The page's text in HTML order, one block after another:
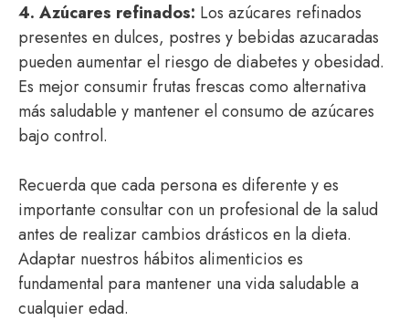
4. Azúcares refinados: Los azúcares refinados
presentes en dulces, postres y bebidas azucaradas
pueden aumentar el riesgo de diabetes y obesidad.
Es mejor consumir frutas frescas como alternativa
más saludable y mantener el consumo de azúcares
bajo control.
Recuerda que cada persona es diferente y es
importante consultar con un profesional de la salud
antes de realizar cambios drásticos en la dieta.
Adaptar nuestros hábitos alimenticios es
fundamental para mantener una vida saludable a
cualquier edad.